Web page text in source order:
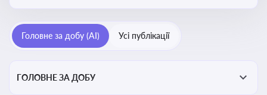
обґрунтовані рішення під час судових спорів та
комплаєнс-перевірок
Головне за добу (AI) Усі публікації
ГОЛОВНЕ ЗА ДОБУ